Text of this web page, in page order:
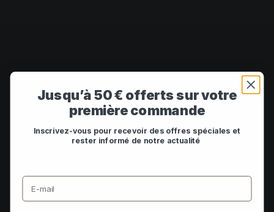
Jusqu’à 50 € offerts sur votre
première commande
Inscrivez-vous pour recevoir des offres spéciales et
rester informé de notre actualité